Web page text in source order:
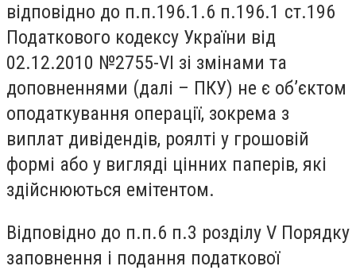
відповідно до п.п.196.1.6 п.196.1 ст.196
Податкового кодексу України від
02.12.2010 №2755-VI зі змінами та
доповненнями (далі – ПКУ) не є об’єктом
оподаткування операції, зокрема з
виплат дивідендів, роялті у грошовій
формі або у вигляді цінних паперів, які
здійснюються емітентом.
Відповідно до п.п.6 п.3 розділу V Порядку
заповнення і подання податкової